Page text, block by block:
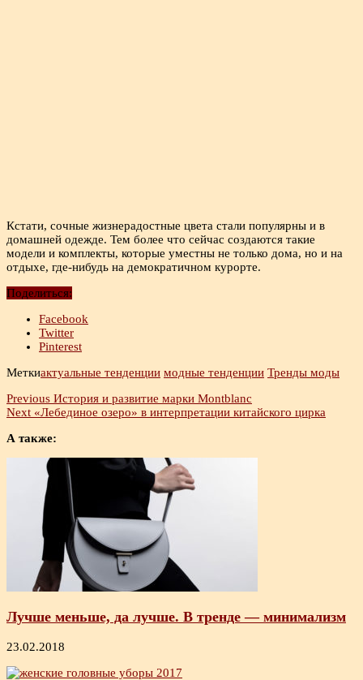
Кстати, сочные жизнерадостные цвета стали популярны и в
домашней одежде. Тем более что сейчас создаются такие
модели и комплекты, которые уместны не только дома, но и на
отдыхе, где-нибудь на демократичном курорте.
Поделиться:
Facebook
Twitter
Pinterest
Меткиактуальные тенденции модные тенденции Тренды моды
Previous История и развитие марки Montblanc
Next «Лебединое озеро» в интерпретации китайского цирка
А также:
Лучше меньше, да лучше. В тренде — минимализм
23.02.2018